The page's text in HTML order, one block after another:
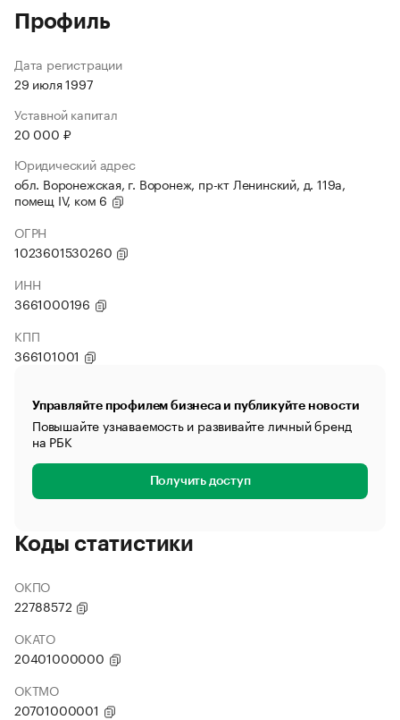
Профиль
Дата регистрации
29 июля 1997
Уставной капитал
20 000 ₽
Юридический адрес
обл. Воронежская, г. Воронеж, пр-кт Ленинский, д. 119а,
помещ IV, ком 6
ОГРН
1023601530260
ИНН
3661000196
КПП
366101001
Управляйте профилем бизнеса и публикуйте новости
Повышайте узнаваемость и развивайте личный бренд
на РБК
Получить доступ
Коды статистики
ОКПО
22788572
ОКАТО
20401000000
ОКТМО
20701000001